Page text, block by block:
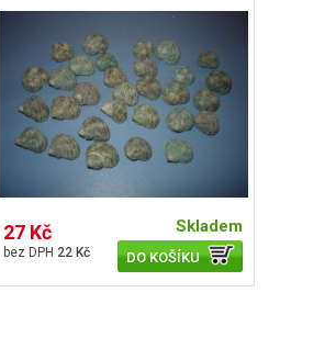
27 Kč
22 Kč
Skladem
DO KOŠÍKU